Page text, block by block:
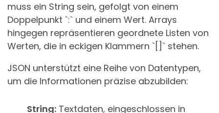
muss ein String sein, gefolgt von einem
Doppelpunkt `:` und einem Wert. Arrays
hingegen repräsentieren geordnete Listen von
Werten, die in eckigen Klammern `[]` stehen.
JSON unterstützt eine Reihe von Datentypen,
um die Informationen präzise abzubilden:
String: Textdaten, eingeschlossen in